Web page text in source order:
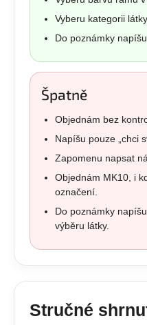
Vyberu kategorii
Do poznámky
Špatně
Objednám bez
Napíšu pouze „chci
Zapomenu napsat
Objednám MK10, i
označení.
Do poznámky
výběru látky.
Stručné